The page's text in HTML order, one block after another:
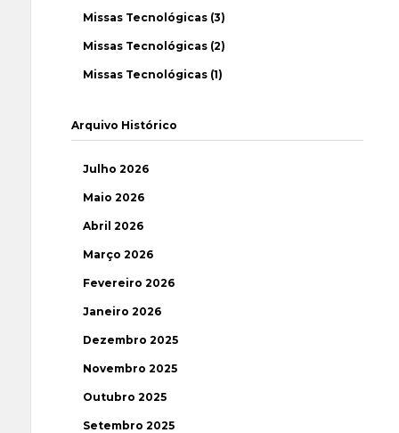
Missas Tecnológicas (3)
Missas Tecnológicas (2)
Missas Tecnológicas (1)
Arquivo Histórico
Julho 2026
Maio 2026
Abril 2026
Março 2026
Fevereiro 2026
Janeiro 2026
Dezembro 2025
Novembro 2025
Outubro 2025
Setembro 2025